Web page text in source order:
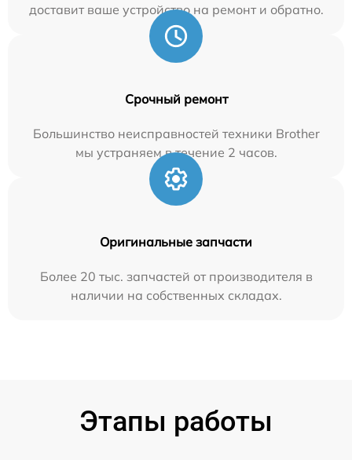
доставит ваше устройство на ремонт и обратно.
Срочный ремонт
Большинство неисправностей техники Brother
мы устраняем в течение 2 часов.
Оригинальные запчасти
Более 20 тыс. запчастей от производителя в
наличии на собственных складах.
Этапы работы